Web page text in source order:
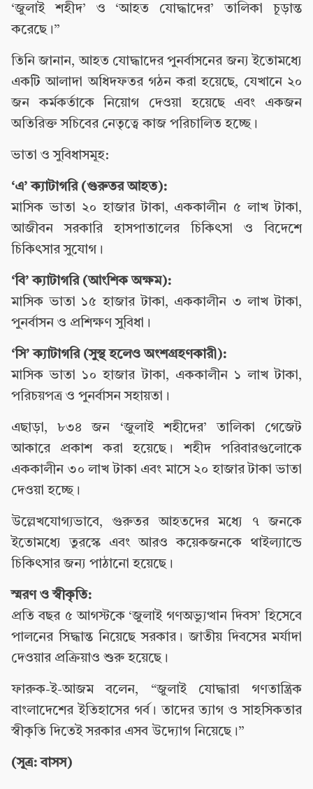
‘জুলাই শহীদ’ ও ‘আহত যোদ্ধাদের’ তালিকা চূড়ান্ত
করেছে।”
তিনি জানান, আহত যোদ্ধাদের পুনর্বাসনের জন্য ইতোমধ্যে
একটি আলাদা অধিদফতর গঠন করা হয়েছে, যেখানে ২০
জন কর্মকর্তাকে নিয়োগ দেওয়া হয়েছে এবং একজন
অতিরিক্ত সচিবের নেতৃত্বে কাজ পরিচালিত হচ্ছে।
ভাতা ও সুবিধাসমূহ:
‘এ’ ক্যাটাগরি (গুরুতর আহত):
মাসিক ভাতা ২০ হাজার টাকা, এককালীন ৫ লাখ টাকা,
আজীবন সরকারি হাসপাতালের চিকিৎসা ও বিদেশে
চিকিৎসার সুযোগ।
‘বি’ ক্যাটাগরি (আংশিক অক্ষম):
মাসিক ভাতা ১৫ হাজার টাকা, এককালীন ৩ লাখ টাকা,
পুনর্বাসন ও প্রশিক্ষণ সুবিধা।
‘সি’ ক্যাটাগরি (সুস্থ হলেও অংশগ্রহণকারী):
মাসিক ভাতা ১০ হাজার টাকা, এককালীন ১ লাখ টাকা,
পরিচয়পত্র ও পুনর্বাসন সহায়তা।
এছাড়া, ৮৩৪ জন ‘জুলাই শহীদের’ তালিকা গেজেট
আকারে প্রকাশ করা হয়েছে। শহীদ পরিবারগুলোকে
এককালীন ৩০ লাখ টাকা এবং মাসে ২০ হাজার টাকা ভাতা
দেওয়া হচ্ছে।
উল্লেখযোগ্যভাবে, গুরুতর আহতদের মধ্যে ৭ জনকে
ইতোমধ্যে তুরস্কে এবং আরও কয়েকজনকে থাইল্যান্ডে
চিকিৎসার জন্য পাঠানো হয়েছে।
স্মরণ ও স্বীকৃতি:
প্রতি বছর ৫ আগস্টকে ‘জুলাই গণঅভ্যুত্থান দিবস’ হিসেবে
পালনের সিদ্ধান্ত নিয়েছে সরকার। জাতীয় দিবসের মর্যাদা
দেওয়ার প্রক্রিয়াও শুরু হয়েছে।
ফারুক-ই-আজম বলেন, “জুলাই যোদ্ধারা গণতান্ত্রিক
বাংলাদেশের ইতিহাসের গর্ব। তাদের ত্যাগ ও সাহসিকতার
স্বীকৃতি দিতেই সরকার এসব উদ্যোগ নিয়েছে।”
(সূত্র: বাসস)